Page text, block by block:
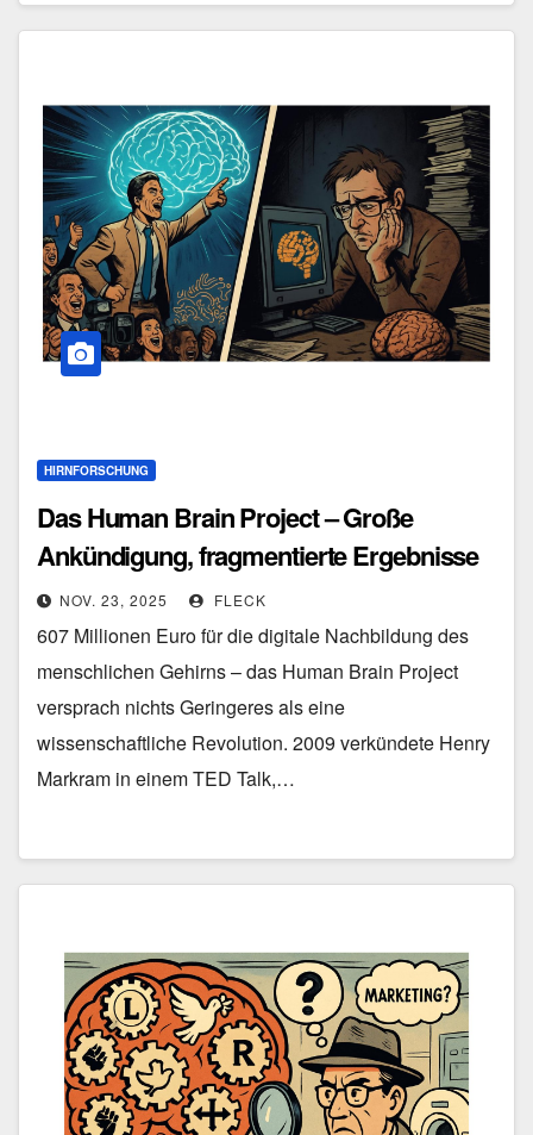
HIRNFORSCHUNG
Das Human Brain Project – Große
Ankündigung, fragmentierte Ergebnisse
NOV. 23, 2025 FLECK
607 Millionen Euro für die digitale Nachbildung des
menschlichen Gehirns – das Human Brain Project
versprach nichts Geringeres als eine
wissenschaftliche Revolution. 2009 verkündete Henry
Markram in einem TED Talk,…